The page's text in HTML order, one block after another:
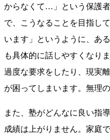
からなくて…」という保護
で、こうなることを目指し
います」というように、あ
も具体的に話しやすくなり
過度な要求をしたり、現実
が困ってしまいます。無理
また、塾がどんなに良い指
成績は上がりません。家庭